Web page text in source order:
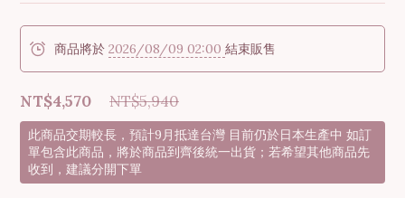
商品將於 2026/08/09 02:00 結束販售
NT$5,940
NT$4,570
此商品交期較長，預計9月抵達台灣 目前仍於日本生產中 如訂
單包含此商品，將於商品到齊後統一出貨；若希望其他商品先
收到，建議分開下單